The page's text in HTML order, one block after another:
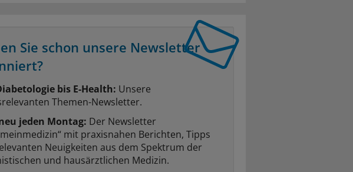
Sie schon unsere Newsletter
bis E-Health: Unsere
Themen-Newsletter.
jeden Montag: Der Newsletter
mit praxisnahen Berichten, Tipps
Neuigkeiten aus dem Spektrum der
und hausärztlichen Medizin.